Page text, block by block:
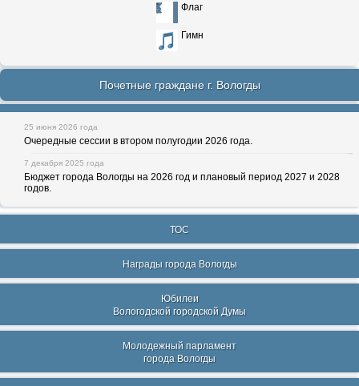
Флаг
Гимн
Почетные граждане г. Вологды
25 июня 2026 года
Очередные сессии в втором полугодии 2026 года.
7 декабря 2025 года
Бюджет города Вологды на 2026 год и плановый период 2027 и 2028
годов.
ТОС
Награды города Вологды
Юбилеи
Вологодской городской Думы
Молодежный парламент
города Вологды